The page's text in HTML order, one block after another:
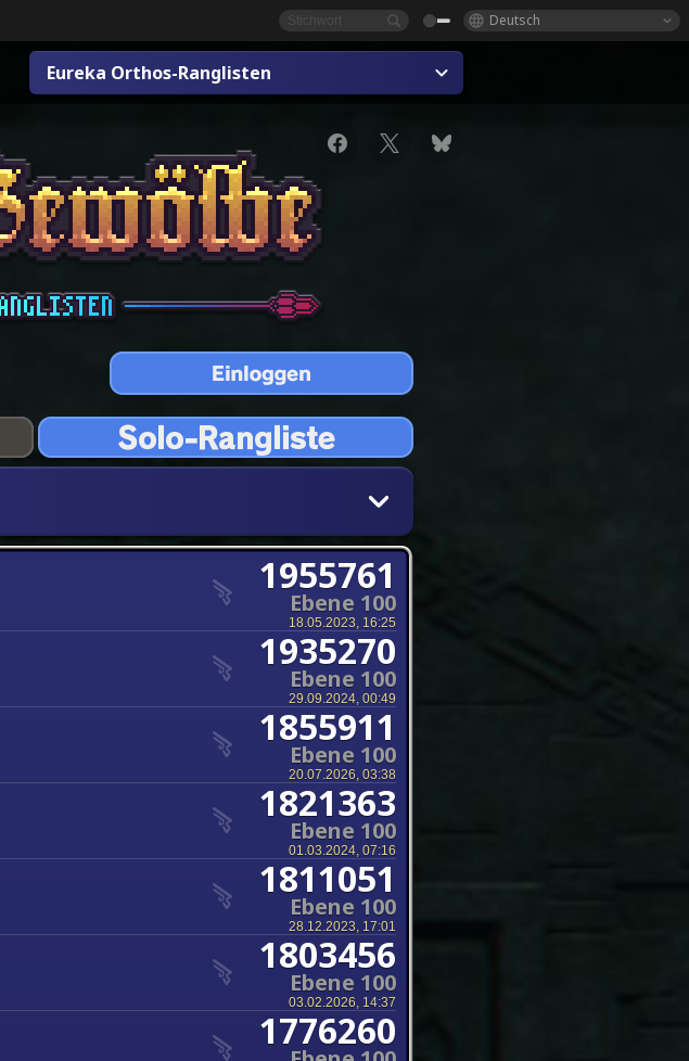
Deutsch
Eureka Orthos-Ranglisten
1955761
Ebene 100
18.05.2023, 16:25
1935270
Ebene 100
29.09.2024, 00:49
1855911
Ebene 100
20.07.2026, 03:38
1821363
Ebene 100
01.03.2024, 07:16
1811051
Ebene 100
28.12.2023, 17:01
1803456
Ebene 100
03.02.2026, 14:37
1776260